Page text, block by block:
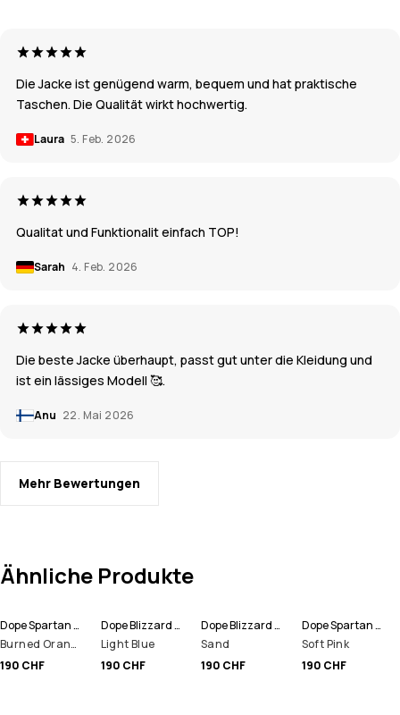
Die Jacke ist genügend warm, bequem und hat praktische
Taschen. Die Qualität wirkt hochwertig.
Laura 5. Feb. 2026
Qualitat und Funktionalit einfach TOP!
Sarah 4. Feb. 2026
Die beste Jacke überhaupt, passt gut unter die Kleidung und
ist ein lässiges Modell 🥰.
Anu 22. Mai 2026
Mehr Bewertungen
Ähnliche Produkte
Dope Spartan W Snowboardjacke Damen
Burned Orange
190 CHF
Dope Blizzard W Full Zip Snowboardjacke Damen
Light Blue
190 CHF
Dope Blizzard W Full Zip Snowboardjacke Damen
Sand
190 CHF
Dope Spartan W Snowboardjacke Damen
Soft Pink
190 CHF